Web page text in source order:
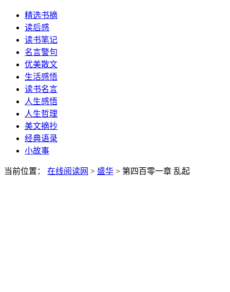
精选书摘
读后感
读书笔记
名言警句
优美散文
生活感悟
读书名言
人生感悟
人生哲理
美文摘抄
经典语录
小故事
当前位置： 在线阅读网 > 盛华 > 第四百零一章 乱起